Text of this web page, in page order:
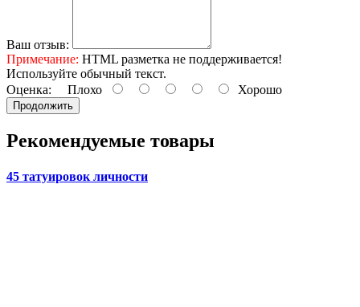
Ваш отзыв:
Примечание: HTML разметка не поддерживается!
Используйте обычный текст.
Оценка: Плохо Хорошо
Продолжить
Рекомендуемые товары
45 татуировок личности